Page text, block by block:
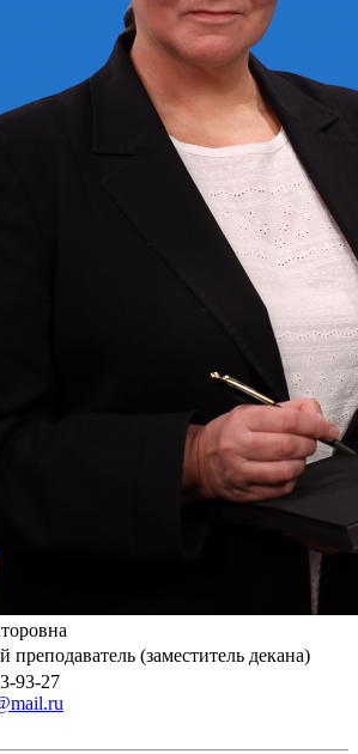
преподаватель (заместитель декана)
93-27